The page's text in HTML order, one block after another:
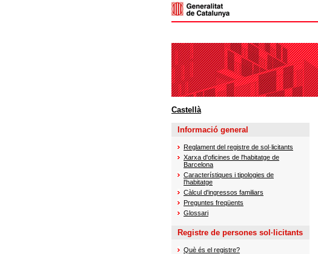
Castellà
Informació general
Reglament del registre de sol·licitants
Xarxa d'oficines de l'habitatge de
Barcelona
Característiques i tipologies de
l'habitatge
Càlcul d'ingressos familiars
Preguntes freqüents
Glossari
Registre de persones sol·licitants
Què és el registre?